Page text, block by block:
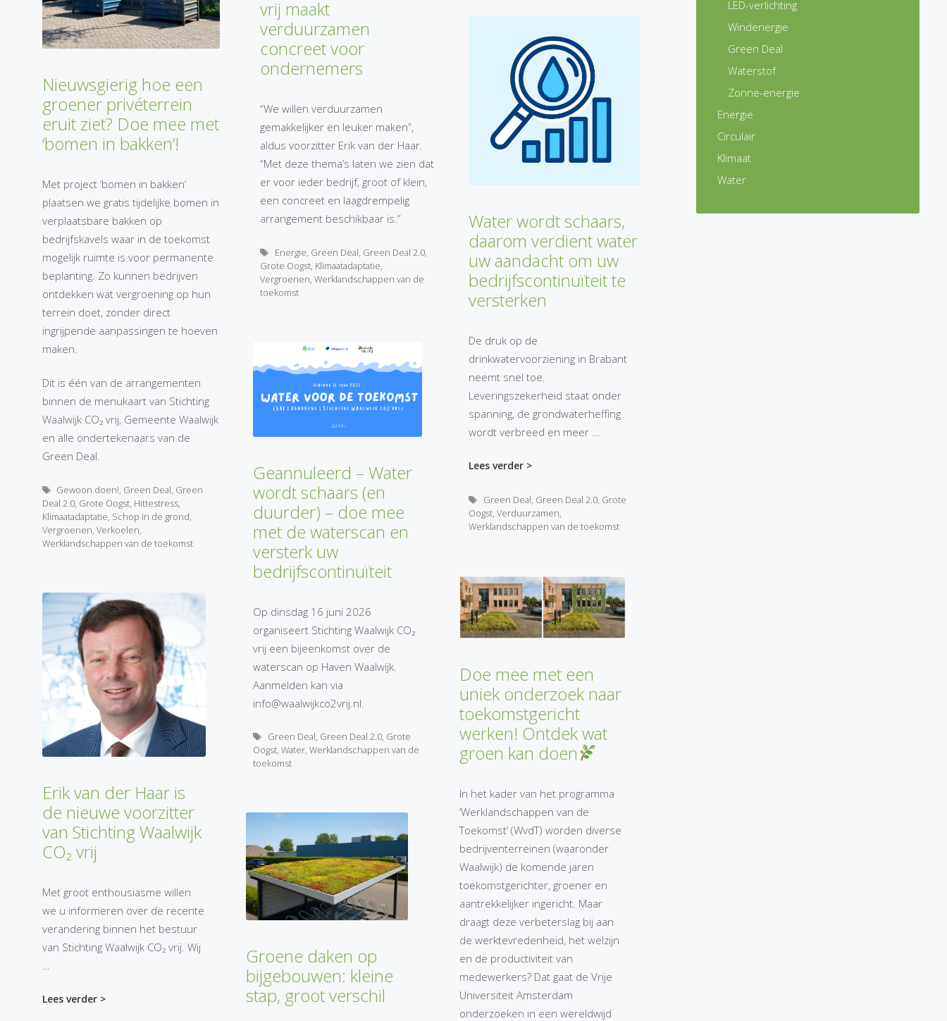
Nieuwsgierig hoe een
groener privéterrein
eruit ziet? Doe mee met
‘bomen in bakken’!
Met project ‘bomen in bakken’
plaatsen we gratis tijdelijke bomen in
verplaatsbare bakken op
bedrijfskavels waar in de toekomst
mogelijk ruimte is voor permanente
beplanting. Zo kunnen bedrijven
ontdekken wat vergroening op hun
terrein doet, zonder direct
ingrijpende aanpassingen te hoeven
maken.
Dit is één van de arrangementen
binnen de menukaart van Stichting
Waalwijk CO₂ vrij, Gemeente Waalwijk
en alle ondertekenaars van de
Green Deal.
Tags
Gewoon doen!, Green Deal, Green
Deal 2.0, Grote Oogst, Hittestress,
Klimaatadaptatie, Schop in de grond,
Vergroenen, Verkoelen,
Werklandschappen van de toekomst
vrij maakt
verduurzamen
concreet voor
ondernemers
“We willen verduurzamen
gemakkelijker en leuker maken”,
aldus voorzitter Erik van der Haar.
“Met deze thema’s laten we zien dat
er voor ieder bedrijf, groot of klein,
een concreet en laagdrempelig
arrangement beschikbaar is.”
Tags
Energie, Green Deal, Green Deal 2.0,
Grote Oogst, Klimaatadaptatie,
Vergroenen,Werklandschappen van de
toekomst
Water wordt schaars,
daarom verdient water
uw aandacht om uw
bedrijfscontinuïteit te
versterken
De druk op de
drinkwatervoorziening in Brabant
neemt snel toe.
Leveringszekerheid staat onder
spanning, de grondwaterheffing
wordt verbreed en meer …
Lees verder >
Tags
Green Deal Green Deal 2.0, Grote
Oogst ,Verduurzamen
Werklandschappen van de toekomst
Geannuleerd – Water
wordt schaars (en
duurder) – doe mee
met de waterscan en
versterk uw
bedrijfscontinuïteit
Op dinsdag 16 juni 2026
organiseert Stichting Waalwijk CO₂
vrij een bijeenkomst over de
waterscan op Haven Waalwijk.
Aanmelden kan via
info@waalwijkco2vrij.nl.
Tags
Green Deal, Green Deal 2.0, Grote
Oogst,Water,Werklandschappen van de
toekomst
Doe mee met een
uniek onderzoek naar
toekomstgericht
werken! Ontdek wat
groen kan doen
In het kader van het programma
‘Werklandschappen van de
Toekomst’ (WvdT) worden diverse
bedrijventerreinen (waaronder
Waalwijk) de komende jaren
toekomstgerichter, groener en
aantrekkelijker ingericht. Maar
draagt deze verbeterslag bij aan
de werktevredenheid, het welzijn
en de productiviteit van
medewerkers? Dat gaat de Vrije
Universiteit Amsterdam
onderzoeken in een wereldwijd
Erik van der Haar is
de nieuwe voorzitter
van Stichting Waalwijk
CO₂ vrij
Met groot enthousiasme willen
we u informeren over de recente
verandering binnen het bestuur
van Stichting Waalwijk CO₂ vrij. Wij
Lees verder >
Groene daken op
bijgebouwen: kleine
stap, groot verschil
LED-verlichting
Windenergie
Green Deal
Waterstof
Zonne-energie
Energie
Circulair
Klimaat
Water